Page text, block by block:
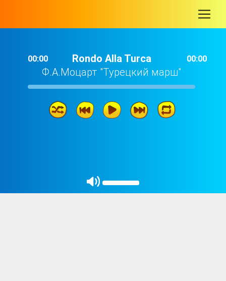
00:00
Rondo Alla Turca
Ф.А.Моцарт "Турецкий марш"
00:00
Rondo Alla Turca